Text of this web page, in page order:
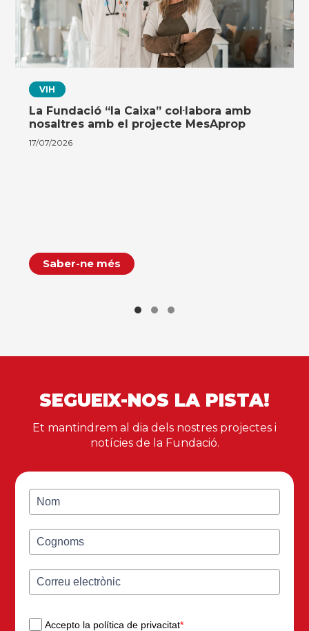
VIH
La Fundació “la Caixa” col·labora amb
nosaltres amb el projecte MesAprop
17/07/2026
Saber-ne més
SEGUEIX-NOS LA PISTA!
Et mantindrem al dia dels nostres projectes i
notícies de la Fundació.
Accepto la política de privacitat*